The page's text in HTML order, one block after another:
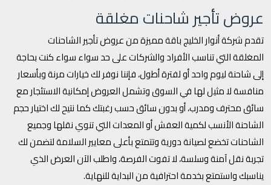
عروض تأجير شاحنات مغلقة
تقدم شركة أنوار الخليج باقة مميزة من عروض تأجير الشاحنات
المغلقة التي تناسب الأفراد والشركات على حد سواء سواء كنت بحاجة
إلى شاحنة ليوم واحد أو لفترة أطول، فإننا نوفر لك خيارات مرنة وبأسعار
منافسة لا مثيل لها في السوق وتشمل العروض إمكانية الاستئجار مع
سائق محترف ومدرب، أو بدون سائق حسب رغبتك كما نتيح لك اختيار حجم
الشاحنة الأنسب لكمية العفش أو المعدات التي تنوي نقلها وجميع
الشاحنات تخضع لصيانة دورية وتتمتع بأعلى معايير السلامة لتضمن لك
تجربة نقل آمنة وسلسة، لا تفوت الفرصة، واطلب الآن العرض الذي
يناسبك واستمتع بخدمة احترافية من البداية للنهاية.